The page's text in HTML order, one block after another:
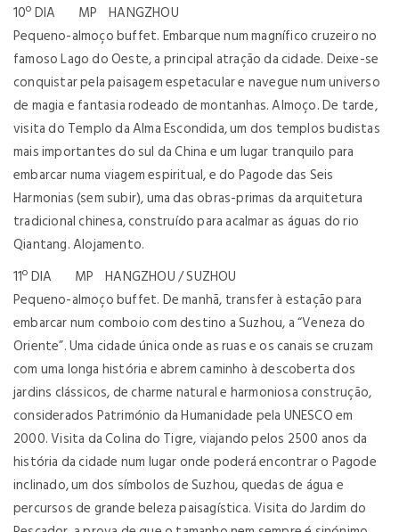
10º DIA MP HANGZHOU
Pequeno-almoço buffet. Embarque num magnífico cruzeiro no
famoso Lago do Oeste, a principal atração da cidade. Deixe-se
conquistar pela paisagem espetacular e navegue num universo
de magia e fantasia rodeado de montanhas. Almoço. De tarde,
visita do Templo da Alma Escondida, um dos templos budistas
mais importantes do sul da China e um lugar tranquilo para
embarcar numa viagem espiritual, e do Pagode das Seis
Harmonias (sem subir), uma das obras-primas da arquitetura
tradicional chinesa, construído para acalmar as águas do rio
Qiantang. Alojamento.
11º DIA MP HANGZHOU / SUZHOU
Pequeno-almoço buffet. De manhã, transfer à estação para
embarcar num comboio com destino a Suzhou, a “Veneza do
Oriente”. Uma cidade única onde as ruas e os canais se cruzam
com uma longa história e abrem caminho à descoberta dos
jardins clássicos, de charme natural e harmoniosa construção,
considerados Património da Humanidade pela UNESCO em
2000. Visita da Colina do Tigre, viajando pelos 2500 anos da
história da cidade num lugar onde poderá encontrar o Pagode
inclinado, um dos símbolos de Suzhou, quedas de água e
percursos de grande beleza paisagística. Visita do Jardim do